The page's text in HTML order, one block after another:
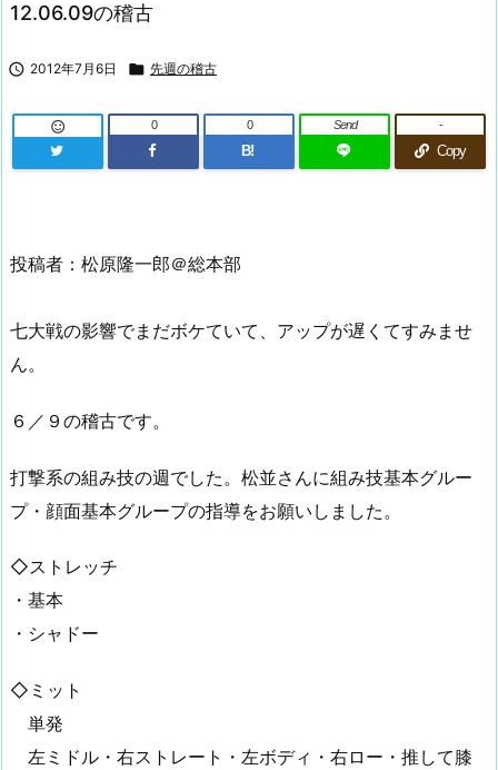
12.06.09の稽古
 2012年7月6日  先週の稽古
 0
B!
0 Send
Copy
-
投稿者：松原隆一郎＠総本部
七大戦の影響でまだボケていて、アップが遅くてすみませ
ん。
６／９の稽古です。
打撃系の組み技の週でした。松並さんに組み技基本グルー
プ・顔面基本グループの指導をお願いしました。
◇ストレッチ
・基本
・シャドー
◇ミット
単発
左ミドル・右ストレート・左ボディ・右ロー・推して膝